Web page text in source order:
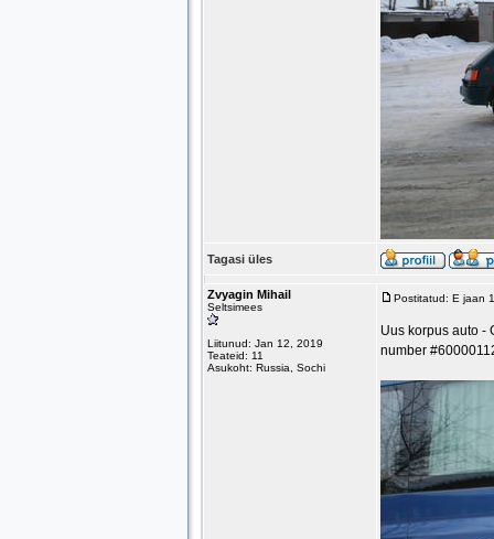
Tagasi üles
Zvyagin Mihail
Seltsimees
Liitunud: Jan 12, 2019
Teateid: 11
Asukoht: Russia, Sochi
Postitatud: E jaan
Uus korpus auto -
number